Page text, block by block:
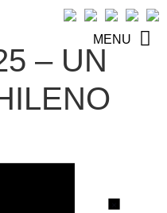
MENU
– UN
Aviso